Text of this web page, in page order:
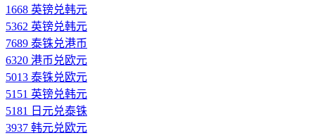
1668 英镑兑韩元
5362 英镑兑韩元
7689 泰铢兑港币
6320 港币兑欧元
5013 泰铢兑欧元
5151 英镑兑韩元
5181 日元兑泰铢
3937 韩元兑欧元